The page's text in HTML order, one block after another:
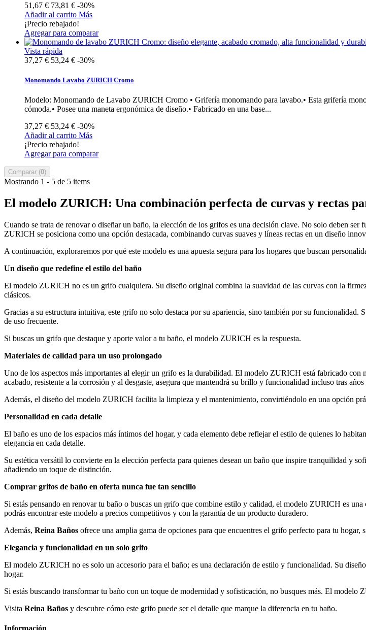
51,67 € 73,81 € -30%
Añadir al carrito Más
¡Precio rebajado!
Agregar para comparar
Vista rápida
37,27 € 53,24 € -30%
Monomando Lavabo ZURICH Cromo
Modelo: Monomando de Lavabo ZURICH Cromo • Grifería monomando para lavabo.• Esta grifería
cómoda.• Posee una maneta ergonómica de diseño.• Fabricado en una base...
37,27 € 53,24 € -30%
Añadir al carrito Más
¡Precio rebajado!
Agregar para comparar
Comparar (0)
Mostrando 1 - 5 de 5 items
El modelo ZURICH: Una combinación perfecta de curvas y rectas
Cuando se trata de renovar o diseñar un baño, la elección de los grifos es una decisión clave. No solo deben
ZURICH se posiciona como una opción destacada, combinando curvas suaves y líneas rectas en un diseño
A continuación, exploraremos por qué este modelo es una apuesta segura para los hogares que buscan
Un diseño que redefine el estilo del baño
El modelo ZURICH no es un grifo cualquiera. Su diseño original combina la suavidad de las curvas con la
clásicos.
Gracias a su estructura intuitiva, este grifo no solo destaca por su apariencia, sino también por su
de uso frecuente.
Si buscas un grifo que destaque y aporte valor a tu baño, el modelo ZURICH es la respuesta.
Materiales de calidad para un uso prolongado
Uno de los aspectos más importantes al elegir un grifo es la durabilidad. El modelo ZURICH está fabricado
acabado, resistente a la corrosión y al desgaste, asegura que mantendrá su brillo y funcionalidad incluso tras años
Además, el diseño del modelo ZURICH facilita la limpieza y el mantenimiento, convirtiéndolo en una opción
Personalidad en cada detalle
El baño es uno de los espacios más íntimos del hogar, y cada elemento debe reflejar el estilo de quienes lo
elegancia en cada detalle.
Su estética versátil lo convierte en la elección perfecta para quienes desean un baño que inspire tranquilidad y
añadiendo un toque de distinción.
Comprar grifos de baño en oferta nunca fue tan sencillo
Si estás pensando en renovar tu baño o buscas un grifo que combine estilo y calidad, el modelo ZURICH es
podrás encontrar este modelo a precios competitivos y con la garantía de un producto duradero.
Además, Reina Baños ofrece una amplia gama de opciones para que encuentres el grifo perfecto para tu
Elegancia y funcionalidad en un solo grifo
El modelo ZURICH no es solo un accesorio para el baño; es una declaración de estilo y funcionalidad. Su
hogar.
Si estás buscando transformar tu baño con un toque de modernidad y sofisticación, no busques más. El
Visita Reina Baños y descubre cómo este grifo puede ser el detalle que marque la diferencia en tu baño.